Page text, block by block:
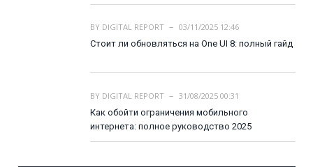
BY DIGITAL REPORT
03/11/2025 12:46
Стоит ли обновляться на One UI 8: полный гайд
BY DIGITAL REPORT
31/08/2025 00:31
Как обойти ограничения мобильного
интернета: полное руководство 2025